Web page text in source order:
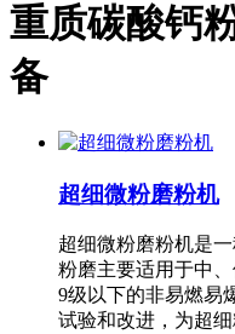
重质碳酸钙
备
超细微粉磨粉机
超细微粉磨粉机是
粉磨主要适用于中
9级以下的非易燃易
试验和改进，为超